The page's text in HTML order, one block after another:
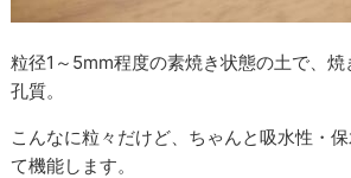
粒径1～5mm程度の素焼き状態の土で、
孔質。
こんなに粒々だけど、ちゃんと吸水性・
て機能します。